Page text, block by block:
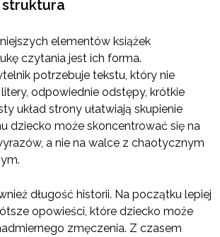
elementów książek
czytania jest ich forma.
potrzebuje tekstu, który nie
odpowiednie odstępy, krótkie
układ strony ułatwiają skupienie
dziecko może skoncentrować się na
a nie na walce z chaotycznym
długość historii. Na początku lepiej
opowieści, które dziecko może
zmęczenia. Z czasem